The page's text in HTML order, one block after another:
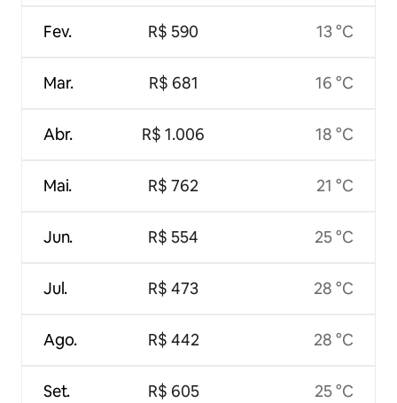
Fev.
Mar.
Abr.
Mai.
Jun.
Jul.
Ago.
Set.
R$ 590
R$ 681
R$ 1.006
R$ 762
R$ 554
R$ 473
R$ 442
R$ 605
13 °C
16 °C
18 °C
21 °C
25 °C
28 °C
28 °C
25 °C